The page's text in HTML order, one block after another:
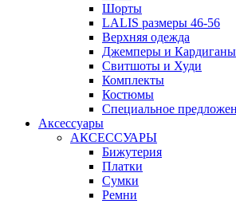
Шорты
LALIS размеры 46-56
Верхняя одежда
Джемперы и Кардиганы
Свитшоты и Худи
Комплекты
Костюмы
Специальное
Аксессуары
АКСЕССУАРЫ
Бижутерия
Платки
Сумки
Ремни